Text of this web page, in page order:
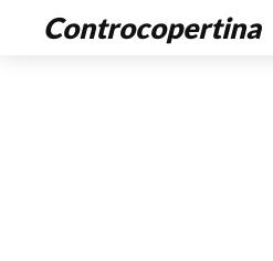
Controcopertina